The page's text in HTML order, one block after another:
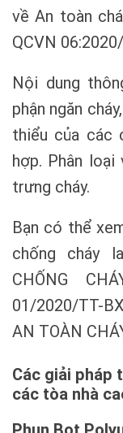
về An toàn
QCVN
Nội dung
phận ngăn
thiểu của các
hợp. Phân
trưng cháy.
Bạn có thể
chống cháy
CHỐNG
01/2020/TT-
AN TOÀN
Các giải pháp
các tòa nhà